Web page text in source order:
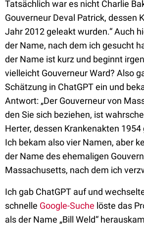
Tatsächlich war es nicht Charlie
Gouverneur Deval Patrick, dessen
Jahr 2012 geleakt wurden.“ Auch
der Name, nach dem ich gesucht
der Name ist kurz und beginnt
vielleicht Gouverneur Ward? Also
Schätzung in ChatGPT ein und
Antwort: „Der Gouverneur von
den Sie sich beziehen, ist
Herter, dessen Krankenakten 1954
Ich bekam also vier Namen, aber
der Name des ehemaligen
Massachusetts, nach dem ich
Ich gab ChatGPT auf und
schnelle Google-Suche löste das
als der Name „Bill Weld“